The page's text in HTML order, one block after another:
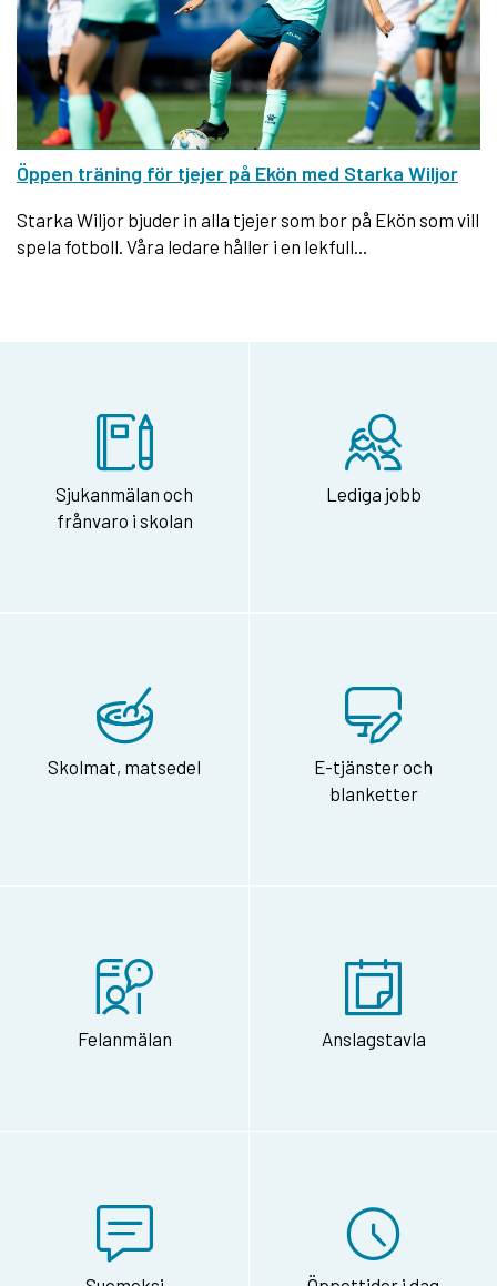
Öppen träning för tjejer på Ekön med Starka Wiljor
Starka Wiljor bjuder in alla tjejer som bor på Ekön som vill
spela fotboll. Våra ledare håller i en lekfull...
Sjukanmälan och
frånvaro i skolan
Lediga jobb
Skolmat, matsedel
E-tjänster och
blanketter
Felanmälan Anslagstavla